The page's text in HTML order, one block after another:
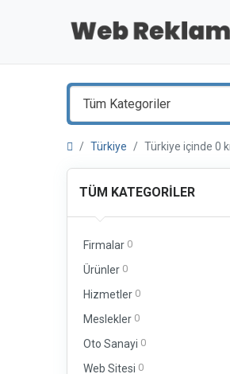
Tüm Kategoriler
Türkiye Türkiye içinde 0
TÜM KATEGORILER
Firmalar 0
Ürünler 0
Hizmetler 0
Meslekler 0
Oto Sanayi 0
Web Sitesi 0